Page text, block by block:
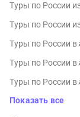
Туры по России
Туры по России
Туры по России в
Туры по России в
Туры по России в
Показать все